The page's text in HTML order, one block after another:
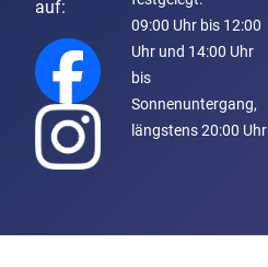
auf:
09:00 Uhr bis 12:00
Uhr und 14:00 Uhr
bis
Sonnenuntergang,
längstens 20:00 Uhr